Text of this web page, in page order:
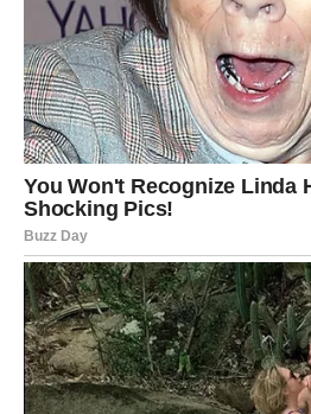
Sudbinski susret očekuje vas u
najmanje raspoloženi za ljubav.
osoba koja će vas potpuno
Finansije se popravljaju, ali ćete
troškove. Važno je da ne ulazite